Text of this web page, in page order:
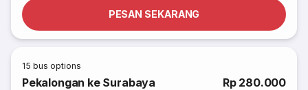
PESAN SEKARANG
15 bus options
Pekalongan ke Surabaya Rp 280.000